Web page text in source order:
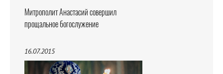
Митрополит Анастасий совершил
прощальное богослужение
16.07.2015